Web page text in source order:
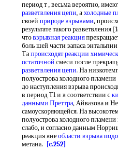
период т , весьма вероятно,
разветвления цепи, ахолодные
своей природе взрывами,
результате такого разветвления
чтовзрывная реакция
боль шей части запаса
Тапроисходят реакции
остаточной смеси после
разветвления цепи. На
полуострова холодного пламени
до наступления взрыва
в период Т1 и в соответствии с
данными Преттра, Айвазова и
самоускоряющейся. На
полуострова холодного пламени
слабо, и согласно данным
реакция внеобласти взрыва
метана.
[c.252]